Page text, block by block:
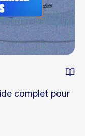
complet pour